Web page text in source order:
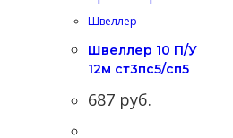
Швеллер
Швеллер 10 П/У
12м ст3пс5/сп5
687 руб.